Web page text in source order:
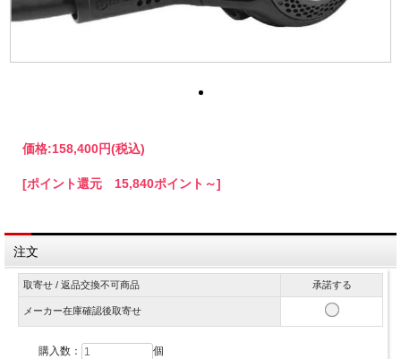
価格:158,400円(税込)
[ポイント還元 15,840ポイント～]
注文
取寄せ / 返品交換不可商品 承諾する
メーカー在庫確認後取寄せ
購入数： 個